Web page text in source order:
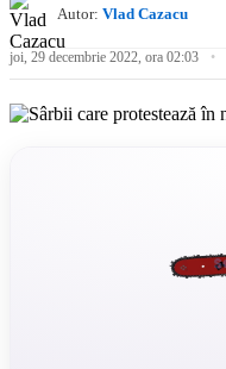
Autor: Vlad Cazacu
joi, 29 decembrie 2022, ora 02:03